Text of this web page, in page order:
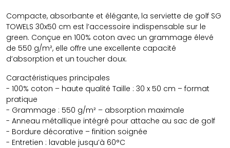
Compacte, absorbante et élégante, la serviette de golf SG
TOWELS 30x50 cm est l’accessoire indispensable sur le
green. Conçue en 100% coton avec un grammage élevé
de 550 g/m², elle offre une excellente capacité
d’absorption et un toucher doux.
Caractéristiques principales
- 100% coton – haute qualité Taille : 30 x 50 cm – format
pratique
- Grammage : 550 g/m² – absorption maximale
- Anneau métallique intégré pour attache au sac de golf
- Bordure décorative – finition soignée
- Entretien : lavable jusqu’à 60°C